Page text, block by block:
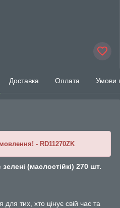
Доставка Оплата Умови
- RD11270ZK
(маслостійкі) 270 шт.
тих, хто цінує свій час та